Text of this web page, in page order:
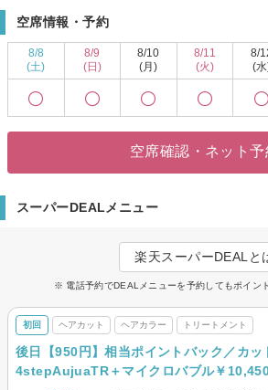
年齢やライフスタイルによって変化する髪の悩み
パートナーとしてカウンセリングからホームケア
気になる髪のダメージ・広がり・パサつきなどのお
炭酸ヘッドスパやマイクロバブル、筋膜リリース
骨格や髪質、癖を考慮した前髪や顔周りカットを
◆カラー
ベージュやアッシュ、オリーブカラーも◎
空席情報・予約
8/8
(土)
8/9
(日)
8/10
(月)
8/11
(火)
8/
(
空席確認・ネット予
スーパーDEALメニュー
楽天スーパーDEALと
※ 電話予約でDEALメニューを予約してもポイン
初回 ヘアカット ヘアカラー トリートメント
後日【950円】相当ポイントバック／カッ
4stepAujuaTR＋マイクロバブル￥